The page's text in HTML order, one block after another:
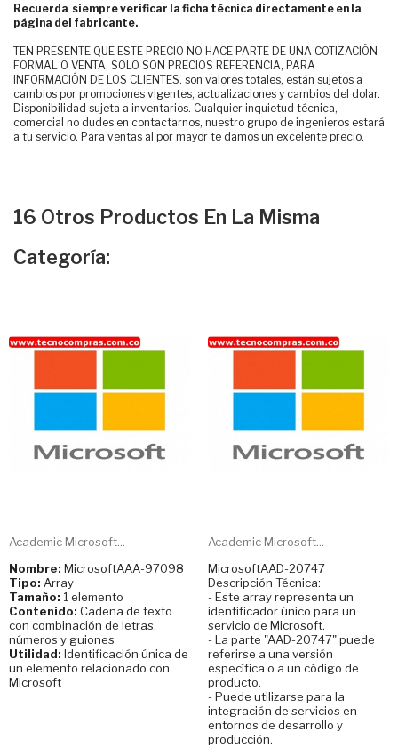
Recuerda siempre verificar la ficha técnica directamente en la
página del fabricante.
TEN PRESENTE QUE ESTE PRECIO NO HACE PARTE DE UNA COTIZACIÓN
FORMAL O VENTA, SOLO SON PRECIOS REFERENCIA, PARA
INFORMACIÓN DE LOS CLIENTES. son valores totales, están sujetos a
cambios por promociones vigentes, actualizaciones y cambios del dolar.
Disponibilidad sujeta a inventarios. Cualquier inquietud técnica,
comercial no dudes en contactarnos, nuestro grupo de ingenieros estará
a tu servicio. Para ventas al por mayor te damos un excelente precio.
16 Otros Productos En La Misma
Categoría:
Academic Microsoft...
Nombre: MicrosoftAAA-97098
Tipo: Array
Tamaño: 1 elemento
Contenido: Cadena de texto
con combinación de letras,
números y guiones
Utilidad: Identificación única de
un elemento relacionado con
Microsoft
Academic Microsoft...
MicrosoftAAD-20747
Descripción Técnica:
- Este array representa un
identificador único para un
servicio de Microsoft.
- La parte "AAD-20747" puede
referirse a una versión
específica o a un código de
producto.
- Puede utilizarse para la
integración de servicios en
entornos de desarrollo y
producción.